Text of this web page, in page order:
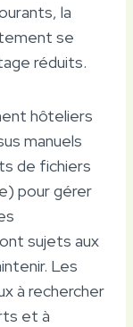
la
se
réduits.
hôteliers
manuels
de fichiers
pour gérer
sujets aux
Les
à rechercher
et à